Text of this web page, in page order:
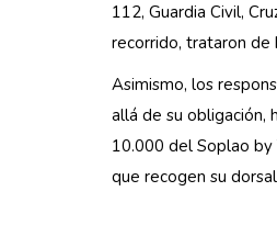
112, Guardia Civil,
recorrido, trataron de
Asimismo, los
allá de su obligación,
10.000 del Soplao by
que recogen su